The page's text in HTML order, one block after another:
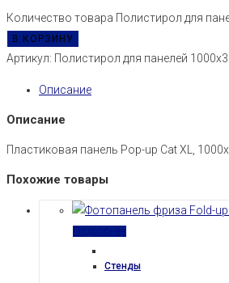
Количество товара Полистирол для
В КОРЗИНУ
Артикул: Полистирол для панелей
Описание
Описание
Пластиковая панель Pop-up Cat XL,
Похожие товары
Стенды